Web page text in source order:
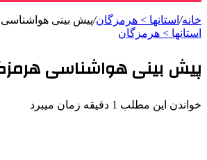
خانه/ استانها > هرمزگان/پیش بینی هواشناسی
استانها > هرمزگان
پیش بینی هواشناسی هرمزگان در
خواندن این مطلب 1 دقیقه زمان میبرد